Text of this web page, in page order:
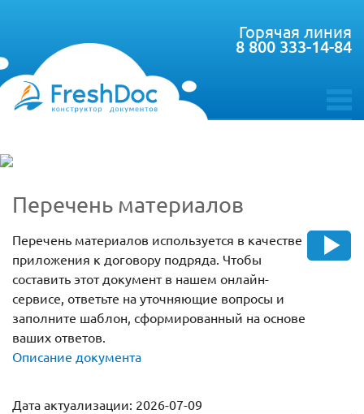
toggle
Горячая линия
8 800 333-14-84
Перечень материалов
Перечень материалов используется в качестве
приложения к договору подряда. Чтобы
составить этот документ в нашем онлайн-
сервисе, ответьте на уточняющие вопросы и
заполните шаблон, сформированный на основе
ваших ответов.
Описание документа
Дата актуализации: 2026-07-09